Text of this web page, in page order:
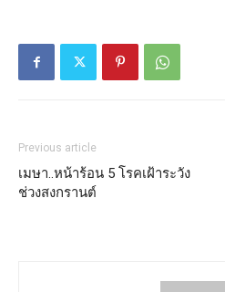
Previous article
เมษา..หน้าร้อน 5 โรคเฝ้าระวัง
ช่วงสงกรานต์